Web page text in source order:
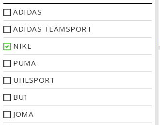
ADIDAS
ADIDAS TEAMSPORT
NIKE
PUMA
UHLSPORT
BU1
JOMA